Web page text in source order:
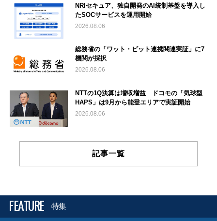
NRIセキュア、独自開発のAI統制基盤を導入し
たSOCサービスを運用開始
2026.08.06
総務省の「ワット・ビット連携関連実証」に7
機関が採択
2026.08.06
NTTの1Q決算は増収増益 ドコモの「気球型
HAPS」は9月から能登エリアで実証開始
2026.08.06
記事一覧
FEATURE 特集